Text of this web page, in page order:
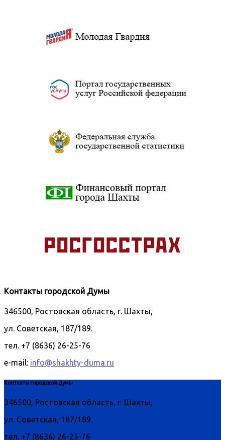
Контакты городской Думы
346500, Ростовская область, г. Шахты,
ул. Советская, 187/189.
тел. +7 (8636) 26-25-76
e-mail: info@shakhty-duma.ru
Контакты городской Думы
346500, Ростовская область, г. Шахты,
ул. Советская, 187/189.
тел. +7 (8636) 26-25-76